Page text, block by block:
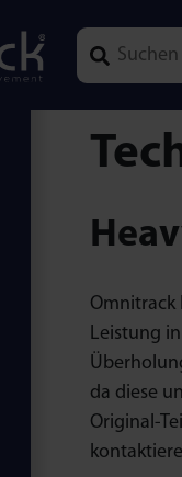
Omnitrack
Leistung
da diese
Original-